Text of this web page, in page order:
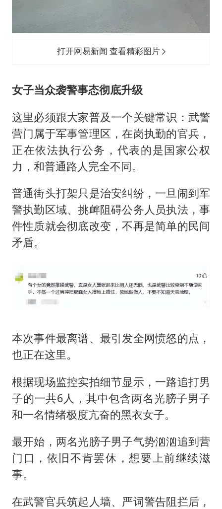
打开网易新闻 查看精彩图片
女子当众袭警事态彻底升级
这里必须跟大家普及一个关键常识：武警
营门属于军事管理区，在岗执勤的官兵，
正在依法执行公务，代表的是国家公权
力，和普通路人完全不同。
普通街头打架只是治安纠纷，一旦闹到军
警执勤区域、挑衅阻碍公务人员执法，事
件性质就会彻底改变，不再是简单的民间
矛盾。
本次事件最离谱、最引发全网愤怒的点，
也正在这里。
根据现场监控实拍细节显示，一路追打男
子的一共6人，其中包含两名光膀子男子
和一名情绪极度亢奋的黑衣女子。
最开始，两名光膀子男子气势汹汹追到营
门口，依旧不肯罢休，想要上前继续滋
事。
在武警官兵筑起人墙、严词警告阻拦后，